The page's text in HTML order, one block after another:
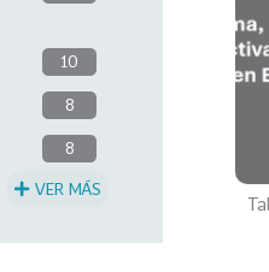
10
8
8
VER MÁS